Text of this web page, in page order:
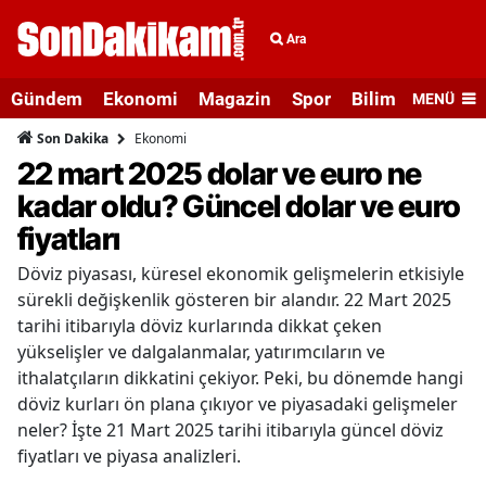
Ara
Gündem Ekonomi Magazin Spor Bilim veMENÜ
Son Dakika Ekonomi
22 mart 2025 dolar ve euro ne
kadar oldu? Güncel dolar ve euro
fiyatları
Döviz piyasası, küresel ekonomik gelişmelerin etkisiyle
sürekli değişkenlik gösteren bir alandır. 22 Mart 2025
tarihi itibarıyla döviz kurlarında dikkat çeken
yükselişler ve dalgalanmalar, yatırımcıların ve
ithalatçıların dikkatini çekiyor. Peki, bu dönemde hangi
döviz kurları ön plana çıkıyor ve piyasadaki gelişmeler
neler? İşte 21 Mart 2025 tarihi itibarıyla güncel döviz
fiyatları ve piyasa analizleri.